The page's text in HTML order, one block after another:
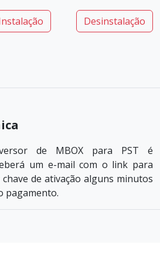
Desinstalação
de MBOX para PST é
um e-mail com o link para
de ativação alguns minutos
pagamento.